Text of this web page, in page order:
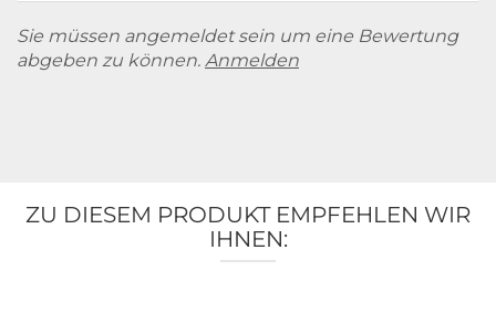
Sie müssen angemeldet sein um eine Bewertung
abgeben zu können. Anmelden
ZU DIESEM PRODUKT EMPFEHLEN WIR
IHNEN: